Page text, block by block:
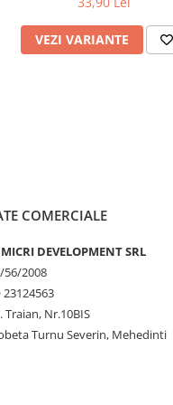
VEZI VARIANTE
COMERCIALE
MICRI DEVELOPMENT SRL
56/2008
23124563
Traian, Nr.10BIS
Turnu Severin, Mehedinti